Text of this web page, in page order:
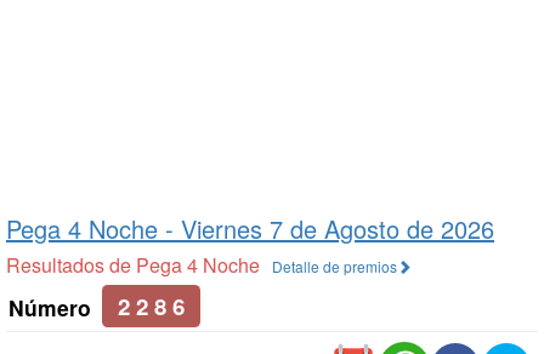
Pega 4 Noche - Viernes 7 de Agosto de 2026
Resultados de Pega 4 Noche Detalle de premios
Número 2 2 8 6